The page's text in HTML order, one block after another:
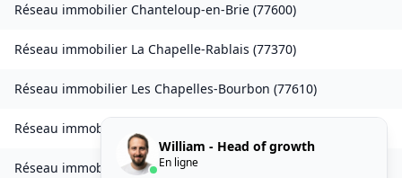
Réseau immobilier Chanteloup-en-Brie (77600)
Réseau immobilier La Chapelle-Rablais (77370)
Réseau immobilier Les Chapelles-Bourbon (77610)
Réseau immobilier
Réseau immobilierCharny (77410
William - Head of growth
En ligne